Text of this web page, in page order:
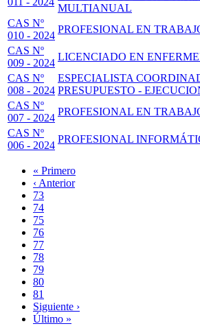
MULTIANUAL
CAS Nº
010 - 2024
PROFESIONAL EN
CAS Nº
009 - 2024
LICENCIADO EN
CAS Nº
008 - 2024
ESPECIALISTA
PRESUPUESTO -
CAS Nº
007 - 2024
PROFESIONAL EN
CAS Nº
006 - 2024
PROFESIONAL
Paginación
Primera
página
« Primero
Página
anterior
‹ Anterior
Page
73
Page
74
Page
75
Page
76
Página
actual
77
Page
78
Page
79
Page
80
Page
81
Siguiente
página
Siguiente ›
Última
Último »